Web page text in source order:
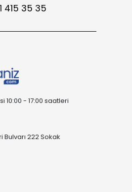
415 35 35
10:00 - 17:00 saatleri
222 Sokak